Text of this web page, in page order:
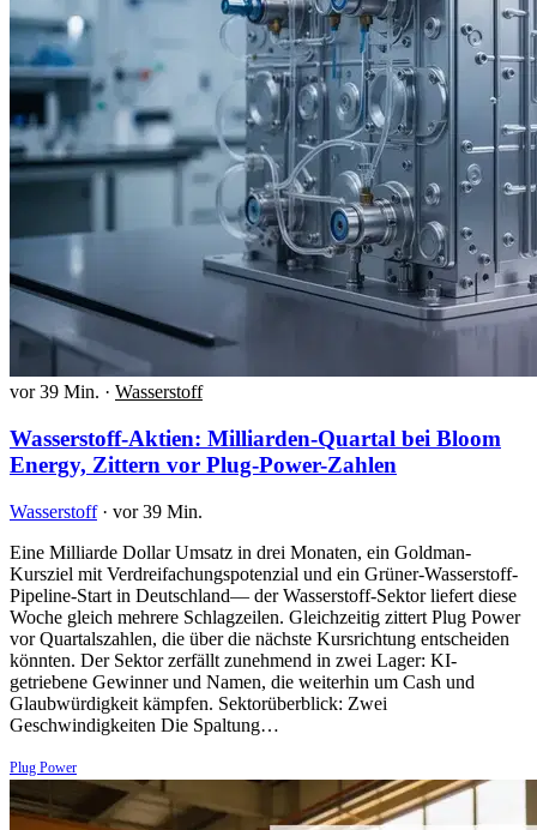
vor 39 Min. · Wasserstoff
Wasserstoff-Aktien: Milliarden-Quartal bei Bloom
Energy, Zittern vor Plug-Power-Zahlen
Wasserstoff · vor 39 Min.
Eine Milliarde Dollar Umsatz in drei Monaten, ein Goldman-
Kursziel mit Verdreifachungspotenzial und ein Grüner-Wasserstoff-
Pipeline-Start in Deutschland— der Wasserstoff-Sektor liefert diese
Woche gleich mehrere Schlagzeilen. Gleichzeitig zittert Plug Power
vor Quartalszahlen, die über die nächste Kursrichtung entscheiden
könnten. Der Sektor zerfällt zunehmend in zwei Lager: KI-
getriebene Gewinner und Namen, die weiterhin um Cash und
Glaubwürdigkeit kämpfen. Sektorüberblick: Zwei
Geschwindigkeiten Die Spaltung…
Plug Power